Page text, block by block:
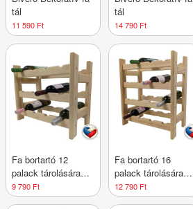
tál
11 590 Ft
tál
14 790 Ft
Fa bortartó 12
palack tárolására
44×45×25 cm cseh
gyártmány
9 790 Ft
Fa bortartó 16
palack tárolására
44×60×25 cm cseh
gyártmány
12 790 Ft